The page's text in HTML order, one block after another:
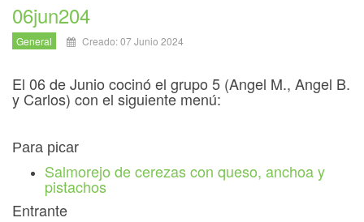
06jun204
General Creado: 07 Junio 2024
El 06 de Junio cocinó el grupo 5 (Angel M., Angel B.
y Carlos) con el siguiente menú:
Para picar
Salmorejo de cerezas con queso, anchoa y
pistachos
Entrante